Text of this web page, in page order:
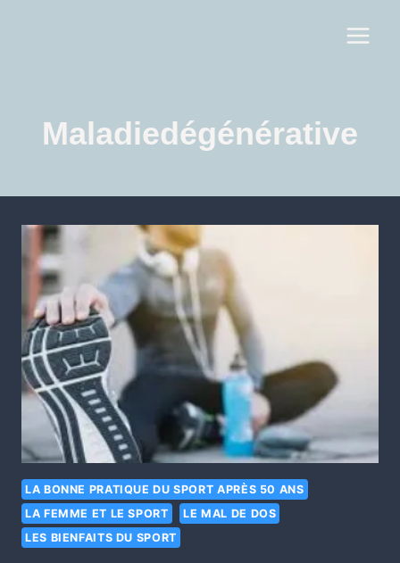
Maladiedégénérative
LA BONNE PRATIQUE DU SPORT APRÈS 50 ANS
LA FEMME ET LE SPORT
LE MAL DE DOS
LES BIENFAITS DU SPORT